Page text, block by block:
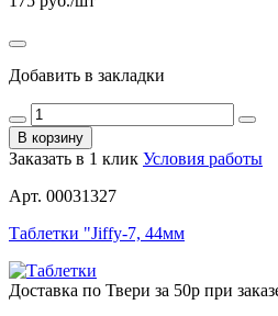
Добавить в закладки
В корзину
Заказать в 1 клик Условия работы
Арт. 00031327
Таблетки "Jiffy-7, 44мм
Доставка по Твери за 50р при